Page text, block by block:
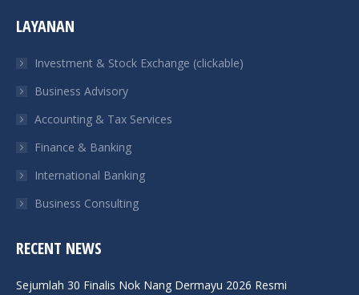
opens
new
window
opens
new
window
new
window
new
window
LAYANAN
Investment & Stock Exchange (clickable)
Business Advisory
Accounting & Tax Services
Finance & Banking
International Banking
Business Consulting
RECENT NEWS
Sejumlah 30 Finalis Nok Nang Dermayu 2026 Resmi